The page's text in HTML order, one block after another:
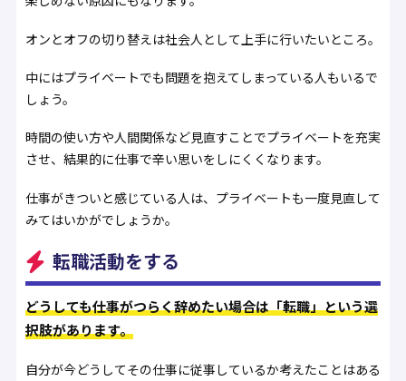
オンとオフの切り替えは社会人として上手に行いたいところ。
中にはプライベートでも問題を抱えてしまっている人もいるで
しょう。
時間の使い方や人間関係など見直すことでプライベートを充実
させ、結果的に仕事で辛い思いをしにくくなります。
仕事がきついと感じている人は、プライベートも一度見直して
みてはいかがでしょうか。
転職活動をする
どうしても仕事がつらく辞めたい場合は「転職」という選
択肢があります。
自分が今どうしてその仕事に従事しているか考えたことはある